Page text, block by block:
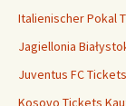
Italienischer Pokal
Jagiellonia
Juventus FC
Kosovo Tickets